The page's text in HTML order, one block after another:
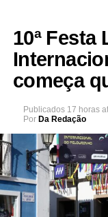
10ª Festa
começa
Publicados 17 horas
Por Da Redação